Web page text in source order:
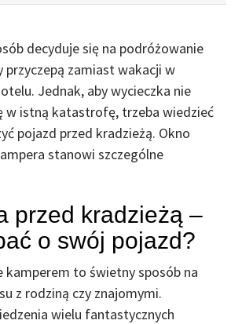
decyduje się na podróżowanie
przyczepą zamiast wakacji w
Jednak, aby wycieczka nie
w istną katastrofę, trzeba wiedzieć
pojazd przed kradzieżą. Okno
stanowi szczególne
przed kradzieżą –
o swój pojazd?
kamperem to świetny sposób na
z rodziną czy znajomymi.
wielu fantastycznych